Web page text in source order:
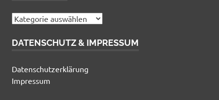
Kategorien
DATENSCHUTZ & IMPRESSUM
Datenschutzerklärung
Impressum